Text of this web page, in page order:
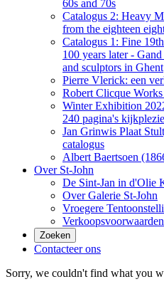
60s and 70s
Catalogus 2: Heavy
from the eighteen
Catalogus 1: Fine
100 years later -
and sculptors in Ghent
Pierre Vlerick: een
Robert Clicque
Winter Exhibition
240 pagina's
Jan Grinwis Plaat
catalogus
Albert Baertsoen
Over St-John
De Sint-Jan in d'Olie
Over Galerie St-John
Vroegere
Verkoopsvoorwaarden
Zoeken
Contacteer ons
Sorry, we couldn't find what you